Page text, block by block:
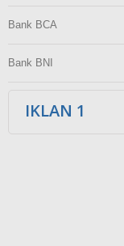
Bank BCA
Bank BNI
IKLAN 1